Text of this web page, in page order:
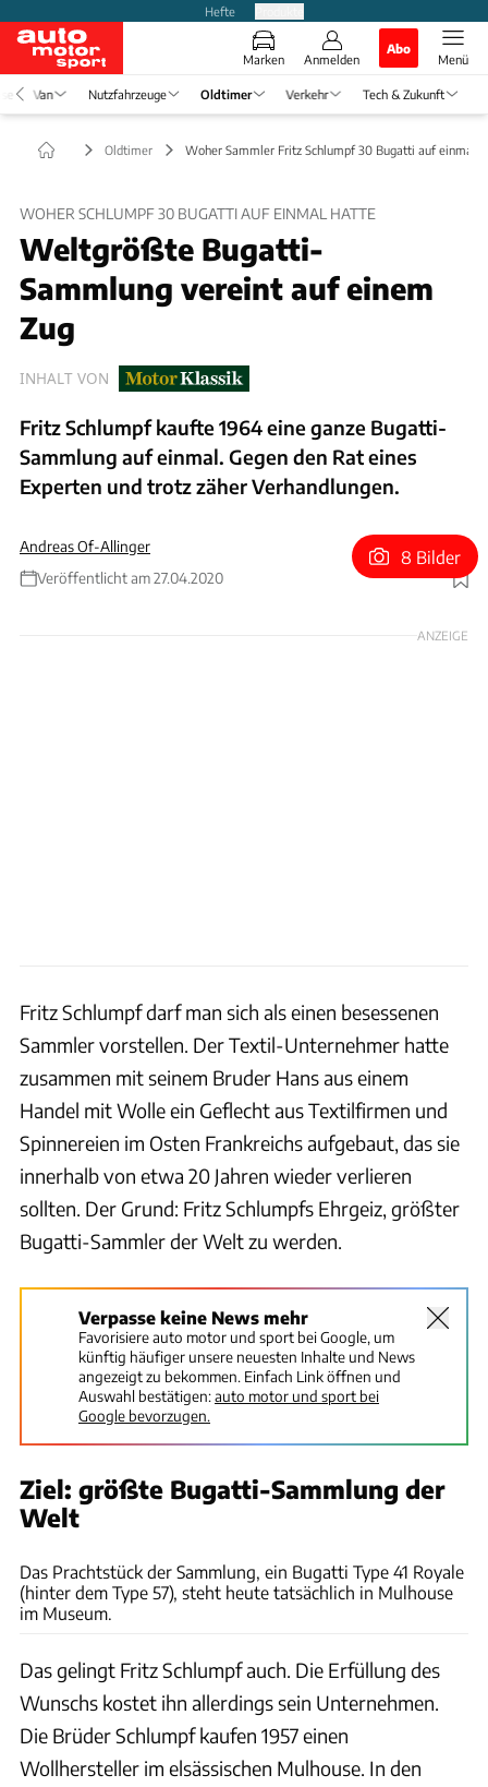
Hefte
Marken Anmelden
Abo
Menü
Van Nutzfahrzeuge Oldtimer Verkehr Tech & Zukunft
Oldtimer Woher Sammler Fritz Schlumpf 30 Bugatti auf einmal
WOHER SCHLUMPF 30 BUGATTI AUF EINMAL HATTE
Weltgrößte Bugatti-
Sammlung vereint auf einem
Zug
INHALT VON
Fritz Schlumpf kaufte 1964 eine ganze Bugatti-
Sammlung auf einmal. Gegen den Rat eines
Experten und trotz zäher Verhandlungen.
Andreas Of-Allinger
Veröffentlicht am 27.04.2020
Foto: David Gulick/Bugatti
8 Bilder
ANZEIGE
Fritz Schlumpf darf man sich als einen besessenen
Sammler vorstellen. Der Textil-Unternehmer hatte
zusammen mit seinem Bruder Hans aus einem
Handel mit Wolle ein Geflecht aus Textilfirmen und
Spinnereien im Osten Frankreichs aufgebaut, das sie
innerhalb von etwa 20 Jahren wieder verlieren
sollten. Der Grund: Fritz Schlumpfs Ehrgeiz, größter
Bugatti-Sammler der Welt zu werden.
Verpasse keine News mehr
Favorisiere auto motor und sport bei Google, um
künftig häufiger unsere neuesten Inhalte und News
angezeigt zu bekommen. Einfach Link öffnen und
Auswahl bestätigen:auto motor und sport bei
Google bevorzugen.
Ziel: größte Bugatti-Sammlung der
Welt
Das Prachtstück der Sammlung, ein Bugatti Type 41 Royale
(hinter dem Type 57), steht heute tatsächlich in Mulhouse
im Museum.
Das gelingt Fritz Schlumpf auch. Die Erfüllung des
Wunschs kostet ihn allerdings sein Unternehmen.
Die Brüder Schlumpf kaufen 1957 einen
Wollhersteller im elsässischen Mulhouse. In den